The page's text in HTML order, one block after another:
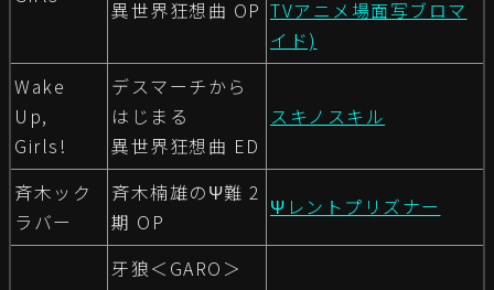
異世界狂想曲 OP TVアニメ場面写ブロマ
イド)
Wake
Up,
Girls!
デスマーチから
はじまる
異世界狂想曲 ED
スキノスキル
斉木ック
ラバー
斉木楠雄のΨ難 2
期 OP
Ψレントプリズナー
牙狼＜GARO＞